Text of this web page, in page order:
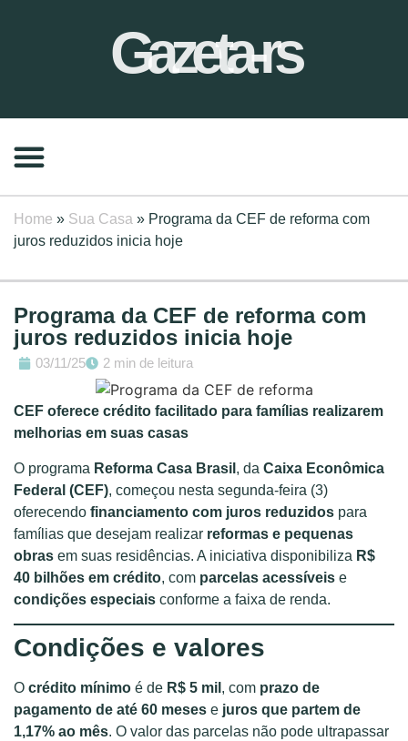
Gazeta-rs
Home » Sua Casa » Programa da CEF de reforma com
juros reduzidos inicia hoje
Programa da CEF de reforma com
juros reduzidos inicia hoje
03/11/25 2 min de leitura
CEF oferece crédito facilitado para famílias realizarem
melhorias em suas casas
O programa Reforma Casa Brasil , da Caixa Econômica
Federal (CEF), começou nesta segunda-feira (3)
oferecendo financiamento com juros reduzidos para
famílias que desejam realizar reformas e pequenas
obras em suas residências. A iniciativa disponibiliza R$
40 bilhões em crédito, com parcelas acessíveis e
condições especiais conforme a faixa de renda.
Condições e valores
O crédito mínimo é de R$ 5 mil , com prazo de
pagamento de até 60 meses e juros que partem de
1,17% ao mês. O valor das parcelas não pode ultrapassar